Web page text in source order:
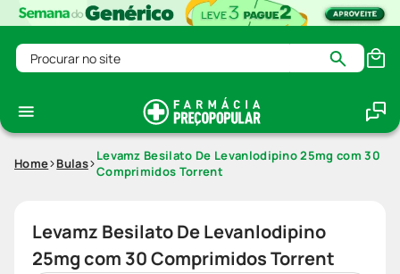
Procurar no site
Home Bulas Levamz Besilato De Levanlodipino 25mg com 30
Comprimidos Torrent
Levamz Besilato De Levanlodipino
25mg com 30 Comprimidos Torrent